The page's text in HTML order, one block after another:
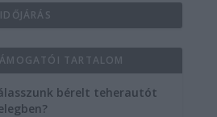
TARTALOM
bérelt teherautót